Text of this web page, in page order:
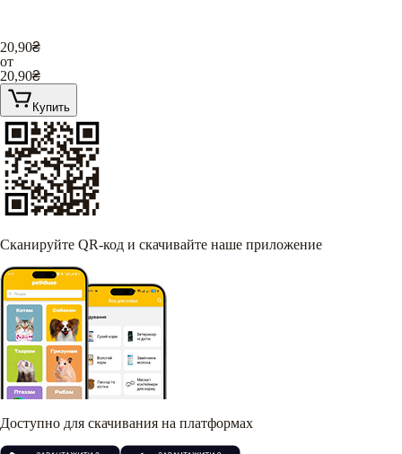
20,90₴
от
20,90₴
Купить
Сканируйте QR-код и скачивайте наше приложение
Доступно для скачивания на платформах